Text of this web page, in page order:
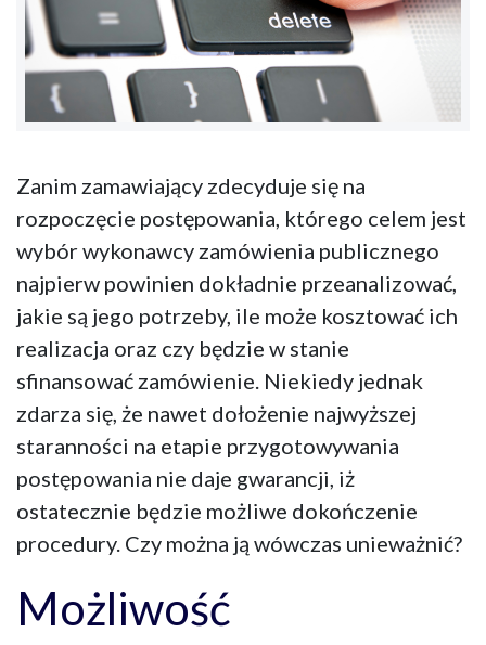
Zanim zamawiający zdecyduje się na
rozpoczęcie postępowania, którego celem jest
wybór wykonawcy zamówienia publicznego
najpierw powinien dokładnie przeanalizować,
jakie są jego potrzeby, ile może kosztować ich
realizacja oraz czy będzie w stanie
sfinansować zamówienie. Niekiedy jednak
zdarza się, że nawet dołożenie najwyższej
staranności na etapie przygotowywania
postępowania nie daje gwarancji, iż
ostatecznie będzie możliwe dokończenie
procedury. Czy można ją wówczas unieważnić?
Możliwość